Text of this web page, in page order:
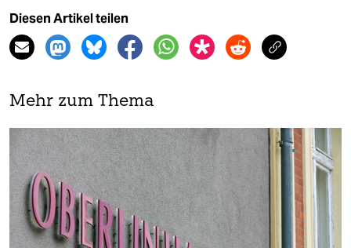
Diesen Artikel teilen
Mehr zum Thema